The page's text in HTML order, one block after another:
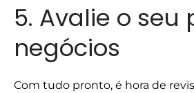
5. Avalie o seu
negócios
Com tudo pronto, é hora de